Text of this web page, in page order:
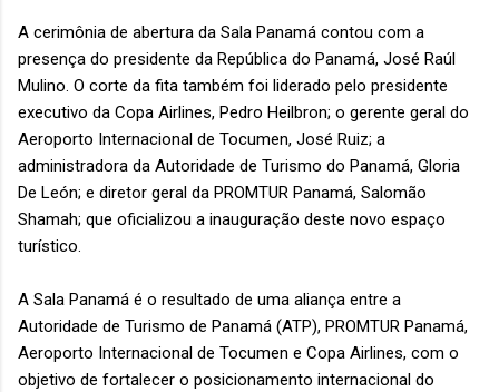
A cerimônia de abertura da Sala Panamá contou com a
presença do presidente da República do Panamá, José Raúl
Mulino. O corte da fita também foi liderado pelo presidente
executivo da Copa Airlines, Pedro Heilbron; o gerente geral do
Aeroporto Internacional de Tocumen, José Ruiz; a
administradora da Autoridade de Turismo do Panamá, Gloria
De León; e diretor geral da PROMTUR Panamá, Salomão
Shamah; que oficializou a inauguração deste novo espaço
turístico.
A Sala Panamá é o resultado de uma aliança entre a
Autoridade de Turismo de Panamá (ATP), PROMTUR Panamá,
Aeroporto Internacional de Tocumen e Copa Airlines, com o
objetivo de fortalecer o posicionamento internacional do